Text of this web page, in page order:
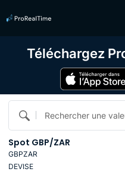
Rechercher une
Spot GBP/ZAR
GBPZAR
DEVISE
Téléchargez